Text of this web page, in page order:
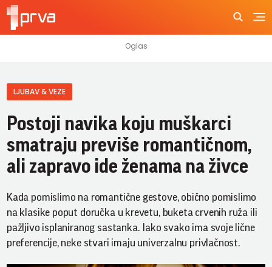
LJUBAV & VEZE
Postoji navika koju muškarci
smatraju previše romantičnom,
ali zapravo ide ženama na živce
Kada pomislimo na romantične gestove, obično pomislimo
na klasike poput doručka u krevetu, buketa crvenih ruža ili
pažljivo isplaniranog sastanka. Iako svako ima svoje lične
preferencije, neke stvari imaju univerzalnu privlačnost.